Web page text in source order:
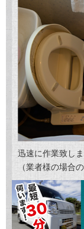
迅速に作業致し
（業者様の場合